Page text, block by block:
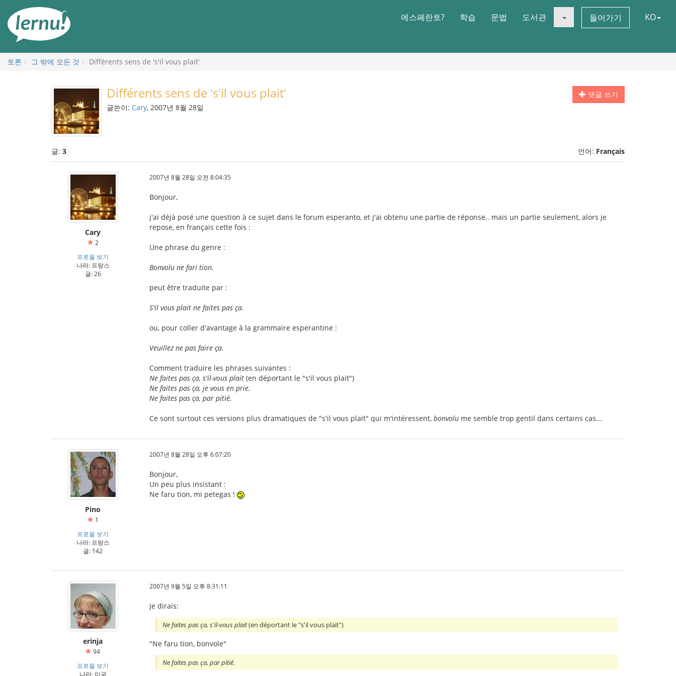
에스페란토? 학습 문법 도서관 들어가기 KO
토론 그 밖에 모든 것 Différents sens de 's'il vous plait'
댓글 쓰기
Différents sens de 's'il vous plait'
글쓴이: Cary, 2007년 8월 28일
글: 3 언어: Français
Cary
2
프로필 보기
나라: 프랑스
글: 26
2007년 8월 28일 오전 8:04:35
Bonjour,
j'ai déjà posé une question à ce sujet dans le forum esperanto, et j'ai obtenu une partie de réponse.. mais un partie seulement, alors je
repose, en français cette fois :
Une phrase du genre :
Bonvolu ne fari tion.
peut être traduite par :
S'il vous plait ne faites pas ça.
ou, pour coller d'avantage à la grammaire esperantine :
Veuillez ne pas faire ça.
Comment traduire les phrases suivantes :
Ne faites pas ça, s'il-vous plait (en déportant le "s'il vous plait")
Ne faites pas ça, je vous en prie.
Ne faites pas ça, par pitié.
Ce sont surtout ces versions plus dramatiques de "s'il vous plait" qui m'intéressent, bonvolu me semble trop gentil dans certains cas...
Pino
1
프로필 보기
나라: 프랑스
글: 142
2007년 8월 28일 오후 6:07:20
Bonjour,
Un peu plus insistant :
Ne faru tion, mi petegas !
erinja
94
프로필 보기
나라: 미국
2007년 9월 5일 오후 8:31:11
Je dirais:
Ne faites pas ça, s'il-vous plait(en déportant le "s'il vous plait")
"Ne faru tion, bonvole"
Ne faites pas ça, par pitié.